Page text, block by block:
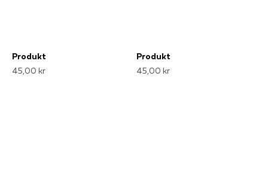
Produkt
45,00 kr
Produkt
45,00 kr